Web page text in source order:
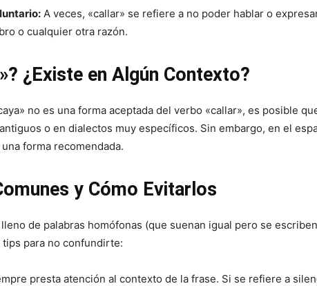
A veces, «callar» se refiere a no poder hablar o
o cualquier otra razón.
¿Existe en Algún Contexto?
no es una forma aceptada del verbo «callar», es posible
o en dialectos muy específicos. Sin embargo, en el
forma recomendada.
y Cómo Evitarlos
de palabras homófonas (que suenan igual pero se
para no confundirte:
presta atención al contexto de la frase. Si se refiere a